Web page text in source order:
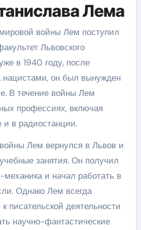
Лема
войны Лем поступил
Львовского
в 1940 году, после
нацистами, он был вынужден
В течение войны Лем
профессиях, включая
и в радиостанции.
Лем вернулся в Львов и
занятия. Он получил
и начал работать в
Однако Лем всегда
писательской деятельности
научно-фантастические